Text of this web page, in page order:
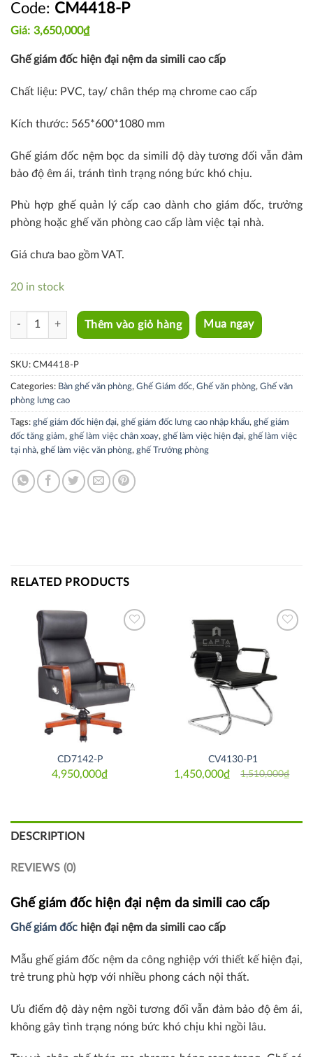
CM4418-P
3,650,000₫
Ghế giám đốc hiện đại nệm da simili cao cấp
Chất liệu: PVC, tay/ chân thép mạ chrome cao cấp
Kích thước: 565*600*1080 mm
Ghế giám đốc nệm bọc da simili độ dày tương đối vẫn đảm
bảo độ êm ái, tránh tình trạng nóng bức khó chịu.
Phù hợp ghế quản lý cấp cao dành cho giám đốc, trưởng
phòng hoặc ghế văn phòng cao cấp làm việc tại nhà.
Giá chưa bao gồm VAT.
20 in stock
CM4418-P quantity
Thêm vào giỏ hàng Mua ngay
SKU: CM4418-P
Categories: Bàn ghế văn phòng, Ghế Giám đốc, Ghế văn phòng, Ghế văn
phòng lưng cao
Tags: ghế giám đốc hiện đại, ghế giám đốc lưng cao nhập khẩu, ghế giám
đốc tăng giảm, ghế làm việc chân xoay, ghế làm việc hiện đại, ghế làm việc
tại nhà, ghế làm việc văn phòng, ghế Trưởng phòng
RELATED PRODUCTS
CD7142-P
4,950,000₫
CV4130-P1
1,510,000₫
Original
1,450,000₫
Current
DESCRIPTION
REVIEWS (0)
Ghế giám đốc hiện đại nệm da simili cao cấp
Ghế giám đốc hiện đại nệm da simili cao cấp
Mẫu ghế giám đốc nệm da công nghiệp với thiết kế hiện đại,
trẻ trung phù hợp với nhiều phong cách nội thất.
Ưu điểm độ dày nệm ngồi tương đối vẫn đảm bảo độ êm ái,
không gây tình trạng nóng bức khó chịu khi ngồi lâu.